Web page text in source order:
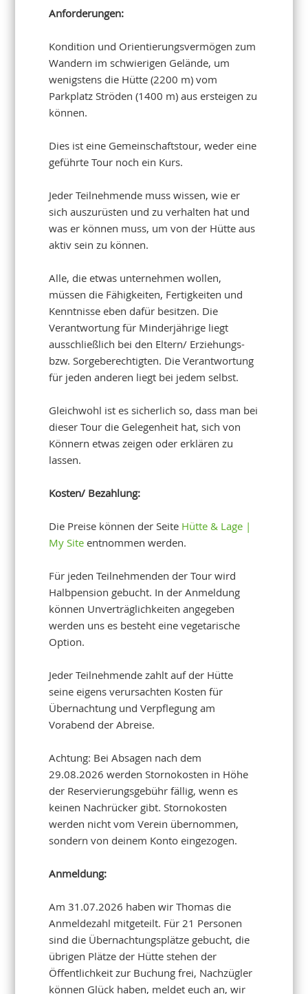
Anforderungen:
Kondition und Orientierungsvermögen zum
Wandern im schwierigen Gelände, um
wenigstens die Hütte (2200 m) vom
Parkplatz Ströden (1400 m) aus ersteigen zu
können.
Dies ist eine Gemeinschaftstour, weder eine
geführte Tour noch ein Kurs.
Jeder Teilnehmende muss wissen, wie er
sich auszurüsten und zu verhalten hat und
was er können muss, um von der Hütte aus
aktiv sein zu können.
Alle, die etwas unternehmen wollen,
müssen die Fähigkeiten, Fertigkeiten und
Kenntnisse eben dafür besitzen. Die
Verantwortung für Minderjährige liegt
ausschließlich bei den Eltern/ Erziehungs-
bzw. Sorgeberechtigten. Die Verantwortung
für jeden anderen liegt bei jedem selbst.
Gleichwohl ist es sicherlich so, dass man bei
dieser Tour die Gelegenheit hat, sich von
Könnern etwas zeigen oder erklären zu
lassen.
Kosten/ Bezahlung:
Die Preise können der Seite Hütte & Lage |
My Site entnommen werden.
Für jeden Teilnehmenden der Tour wird
Halbpension gebucht. In der Anmeldung
können Unverträglichkeiten angegeben
werden uns es besteht eine vegetarische
Option.
Jeder Teilnehmende zahlt auf der Hütte
seine eigens verursachten Kosten für
Übernachtung und Verpflegung am
Vorabend der Abreise.
Achtung: Bei Absagen nach dem
29.08.2026 werden Stornokosten in Höhe
der Reservierungsgebühr fällig, wenn es
keinen Nachrücker gibt. Stornokosten
werden nicht vom Verein übernommen,
sondern von deinem Konto eingezogen.
Anmeldung:
Am 31.07.2026 haben wir Thomas die
Anmeldezahl mitgeteilt. Für 21 Personen
sind die Übernachtungsplätze gebucht, die
übrigen Plätze der Hütte stehen der
Öffentlichkeit zur Buchung frei, Nachzügler
können Glück haben, meldet euch an, wir